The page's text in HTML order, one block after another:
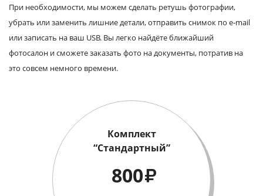
При необходимости, мы можем сделать ретушь фотографии,
убрать или заменить лишние детали, отправить снимок по e-mail
или записать на ваш USB. Вы легко найдёте ближайший
фотосалон и сможете заказать фото на документы, потратив на
это совсем немного времени.
Комплект
“Стандартный”
800₽